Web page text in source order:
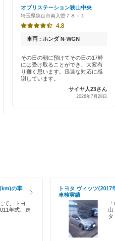
オブリステーション狭山中央
埼玉県狭山市南入曽７８－１
4.8
車両 : ホンダ N-WGN
その日の朝に預けてその日の17時
には受け取ることができ、大変有
り難く思います。迅速な対応に感
謝しています。
サイヤ人23さん
2026年7月28日
km)の車
て、トヨ
年式、走
トヨタ ヴィッツ
車検実績
山
タ